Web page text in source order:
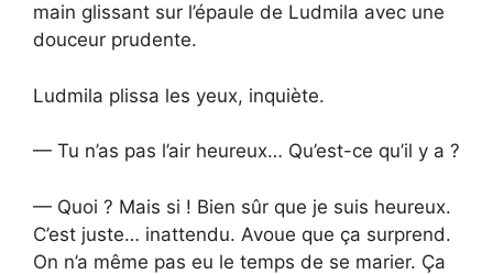
main glissant sur l’épaule de Ludmila avec une
douceur prudente.
Ludmila plissa les yeux, inquiète.
— Tu n’as pas l’air heureux… Qu’est-ce qu’il y a ?
— Quoi ? Mais si ! Bien sûr que je suis heureux.
C’est juste… inattendu. Avoue que ça surprend.
On n’a même pas eu le temps de se marier. Ça